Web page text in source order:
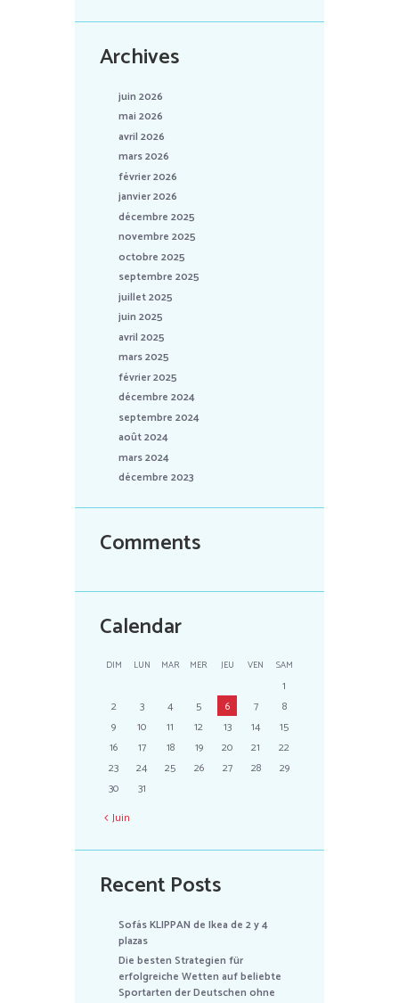
Archives
juin 2026
mai 2026
avril 2026
mars 2026
février 2026
janvier 2026
décembre 2025
novembre 2025
octobre 2025
septembre 2025
juillet 2025
juin 2025
avril 2025
mars 2025
février 2025
décembre 2024
septembre 2024
août 2024
mars 2024
décembre 2023
Comments
Calendar
DIM LUN MAR MER JEU VEN SAM
1
2
3 4 5 6 7
8
9
10 11 12 13 14
15
16
17 18 19 20 21
22
23
24 25 26 27 28
29
30
31
Juin
Recent Posts
Sofás KLIPPAN de Ikea de 2 y 4
plazas
Die besten Strategien für
erfolgreiche Wetten auf beliebte
Sportarten der Deutschen ohne